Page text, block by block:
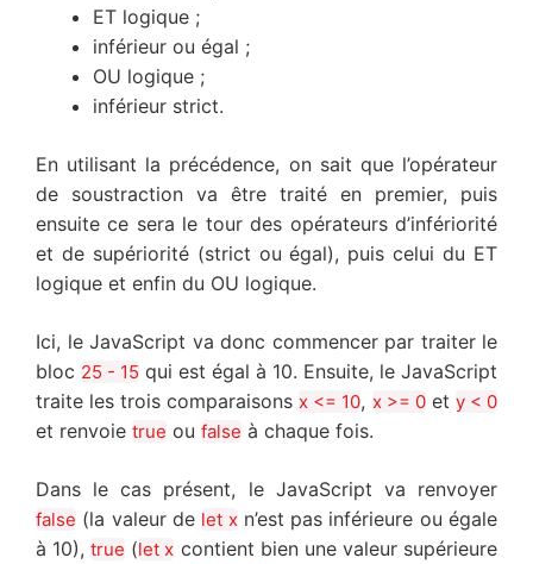
ET logique ;
inférieur ou égal ;
OU logique ;
inférieur strict.
En utilisant la précédence, on sait que l’opérateur
de soustraction va être traité en premier, puis
ensuite ce sera le tour des opérateurs d’infériorité
et de supériorité (strict ou égal), puis celui du ET
logique et enfin du OU logique.
Ici, le JavaScript va donc commencer par traiter le
bloc 25 - 15 qui est égal à 10. Ensuite, le JavaScript
traite les trois comparaisons x <= 10, x >= 0et y < 0
et renvoie true ou false à chaque fois.
Dans le cas présent, le JavaScript va renvoyer
false (la valeur de let xn’est pas inférieure ou égale
à 10),true (let x contient bien une valeur supérieure